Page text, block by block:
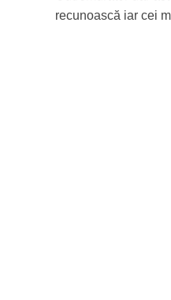
recunoască iar cei